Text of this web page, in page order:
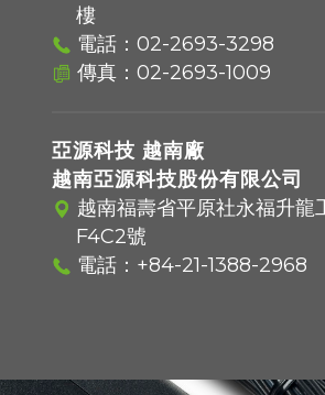
樓
電話：02-2693-3298
傳真：02-2693-1009
亞源科技 越南廠
越南亞源科技股份有限公司
越南福壽省平原社永福升龍
F4C2號
電話： +84-21-1388-2968